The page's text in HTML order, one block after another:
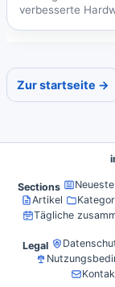
verbesserte
Zur startseite →
Sections
Artikel
Tägliche
Legal